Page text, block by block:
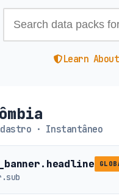
Learn
· Instantâneo